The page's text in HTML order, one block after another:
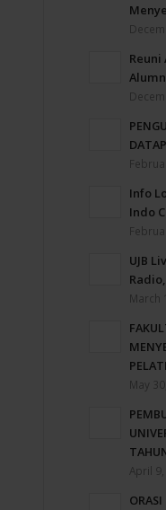
Reuni
Info
Indo
UJB
March
May
April